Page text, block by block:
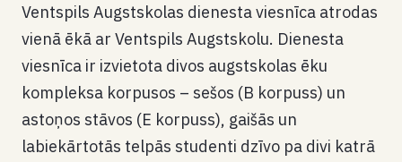
Ventspils Augstskolas dienesta viesnīca atrodas
vienā ēkā ar Ventspils Augstskolu. Dienesta
viesnīca ir izvietota divos augstskolas ēku
kompleksa korpusos – sešos (B korpuss) un
astoņos stāvos (E korpuss), gaišās un
labiekārtotās telpās studenti dzīvo pa divi katrā